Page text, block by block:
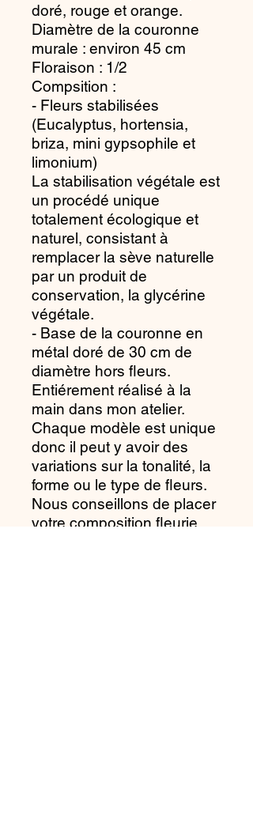
doré, rouge et orange.
Diamètre de la couronne
murale : environ 45 cm
Floraison : 1/2
Compsition :
- Fleurs stabilisées
(Eucalyptus, hortensia,
briza, mini gypsophile et
limonium)
La stabilisation végétale est
un procédé unique
totalement écologique et
naturel, consistant à
remplacer la sève naturelle
par un produit de
conservation, la glycérine
végétale.
- Base de la couronne en
métal doré de 30 cm de
diamètre hors fleurs.
Entiérement réalisé à la
main dans mon atelier.
Chaque modèle est unique
donc il peut y avoir des
variations sur la tonalité, la
forme ou le type de fleurs.
Nous conseillons de placer
votre composition fleurie